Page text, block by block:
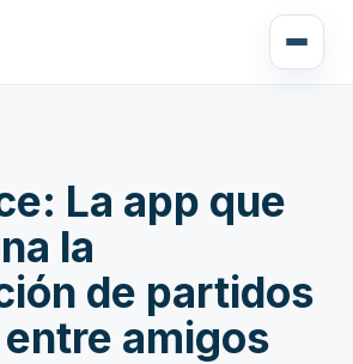
La app que
la
de partidos
amigos